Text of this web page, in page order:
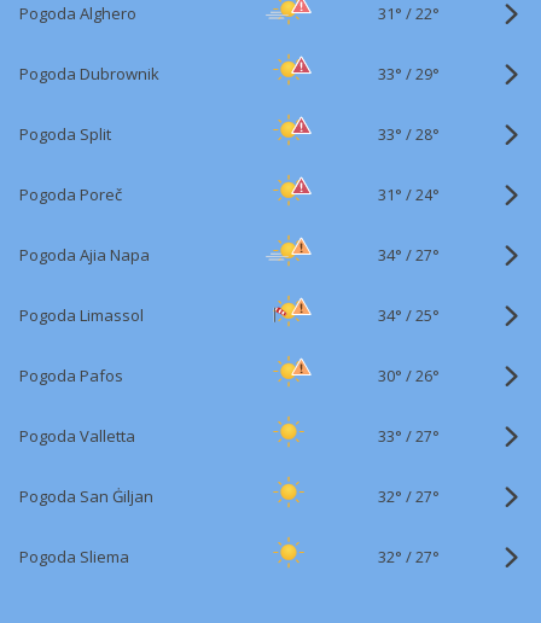
Pogoda Alghero 31° /22°
Pogoda Dubrownik 33° /29°
Pogoda Split 33° /28°
Pogoda Poreč 31° /24°
Pogoda Ajia Napa 34° /27°
Pogoda Limassol 34° /25°
Pogoda Pafos 30° /26°
Pogoda Valletta 33° /27°
Pogoda San Ġiljan 32° /27°
Pogoda Sliema 32° /27°